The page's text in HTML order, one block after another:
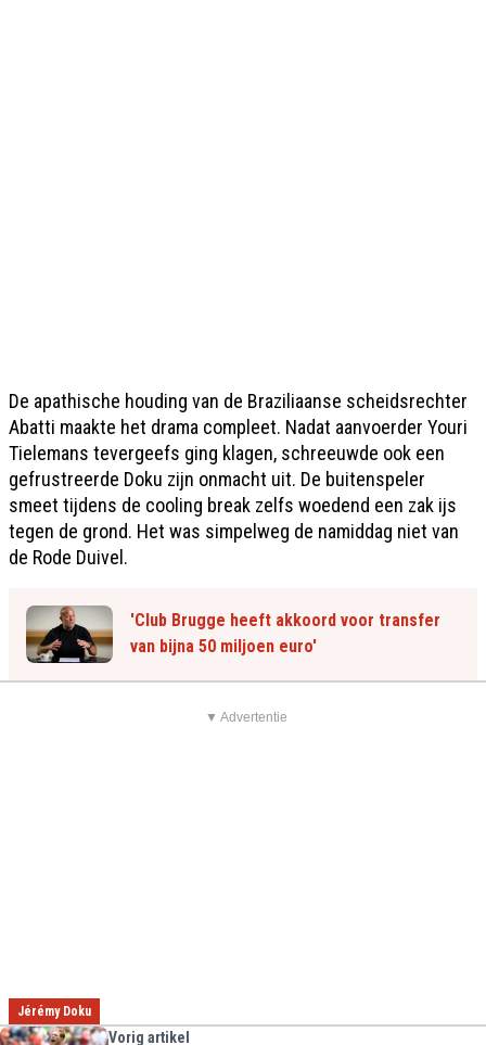
De apathische houding van de Braziliaanse scheidsrechter
Abatti maakte het drama compleet. Nadat aanvoerder Youri
Tielemans tevergeefs ging klagen, schreeuwde ook een
gefrustreerde Doku zijn onmacht uit. De buitenspeler
smeet tijdens de cooling break zelfs woedend een zak ijs
tegen de grond. Het was simpelweg de namiddag niet van
de Rode Duivel.
'Club Brugge heeft akkoord voor transfer
van bijna 50 miljoen euro'
▼ Advertentie
Jérémy Doku
Vorig artikel